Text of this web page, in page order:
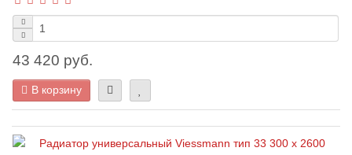
43 420 руб.
В корзину